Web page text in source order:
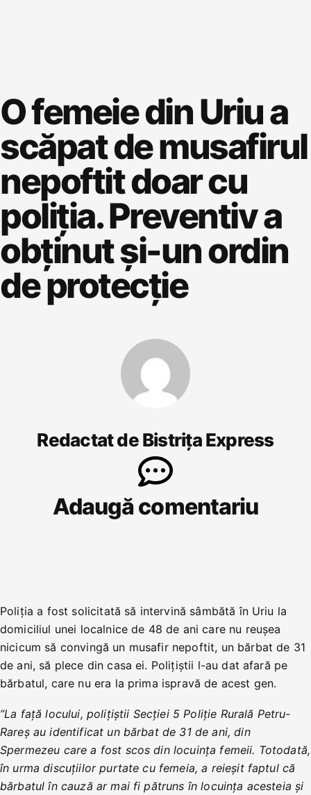
O femeie din Uriu a
scăpat de musafirul
nepoftit doar cu
poliția. Preventiv a
obținut și-un ordin
de protecție
Redactat de Bistrița Express
Adaugă comentariu
Poliția a fost solicitată să intervină sâmbătă în Uriu la
domiciliul unei localnice de 48 de ani care nu reușea
nicicum să convingă un musafir nepoftit, un bărbat de 31
de ani, să plece din casa ei. Polițiștii l-au dat afară pe
bărbatul, care nu era la prima ispravă de acest gen.
”La față locului, polițiștii Secției 5 Poliție Rurală Petru-
Rareș au identificat un bărbat de 31 de ani, din
Spermezeu care a fost scos din locuința femeii. Totodată,
în urma discuțiilor purtate cu femeia, a reieșit faptul că
bărbatul în cauză ar mai fi pătruns în locuința acesteia și